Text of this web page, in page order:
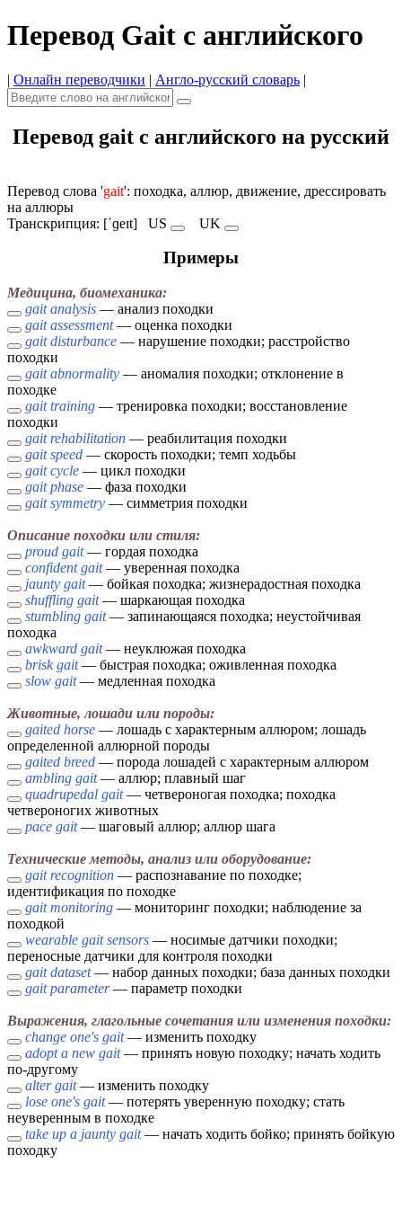
Перевод Gait с английского
| Онлайн переводчики | Англо-русский словарь |
Перевод gait с английского на русский
Перевод слова 'gait': походка, аллюр, движение, дрессировать
на аллюры
Транскрипция: [ˈɡeɪt] US UK
Примеры
Медицина, биомеханика:
gait analysis — анализ походки
gait assessment— оценка походки
gait disturbance — нарушение походки; расстройство
походки
gait abnormality — аномалия походки; отклонение в
походке
gait training — тренировка походки; восстановление
походки
gait rehabilitation — реабилитация походки
gait speed — скорость походки; темп ходьбы
gait cycle — цикл походки
gait phase — фаза походки
gait symmetry — симметрия походки
Описание походки или стиля:
proud gait— гордая походка
confident gait— уверенная походка
jaunty gait— бойкая походка; жизнерадостная походка
shuffling gait— шаркающая походка
stumbling gait— запинающаяся походка; неустойчивая
походка
awkward gait— неуклюжая походка
brisk gait— быстрая походка; оживленная походка
slow gait— медленная походка
Животные, лошади или породы:
gaited horse — лошадь с характерным аллюром; лошадь
определенной аллюрной породы
gaited breed — порода лошадей с характерным аллюром
ambling gait— аллюр; плавный шаг
quadrupedal gait— четвероногая походка; походка
четвероногих животных
pace gait— шаговый аллюр; аллюр шага
Технические методы, анализ или оборудование:
gait recognition — распознавание по походке;
идентификация по походке
gait monitoring — мониторинг походки; наблюдение за
походкой
wearable gait sensors — носимые датчики походки;
переносные датчики для контроля походки
gait dataset— набор данных походки; база данных походки
gait parameter— параметр походки
Выражения, глагольные сочетания или изменения походки:
change one's gait— изменить походку
adopt a new gait— принять новую походку; начать ходить
по-другому
alter gait— изменить походку
lose one's gait— потерять уверенную походку; стать
неуверенным в походке
take up a jaunty gait— начать ходить бойко; принять бойкую
походку